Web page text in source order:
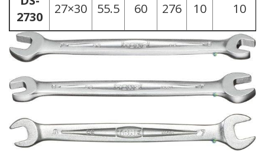
2730
27×30 55.5 60 276 10 10